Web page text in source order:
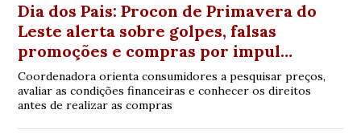
Dia dos Pais: Procon de Primavera do
Leste alerta sobre golpes, falsas
promoções e compras por impul…
Coordenadora orienta consumidores a pesquisar preços,
avaliar as condições financeiras e conhecer os direitos
antes de realizar as compras